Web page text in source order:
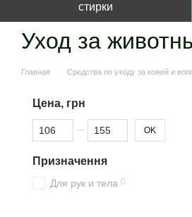
стирки
Уход за
Главная Средства по уходу за кожей и
Цена, грн
От Цена, грн
До Цена, грн OK
Призначення
Для рук и тела 0